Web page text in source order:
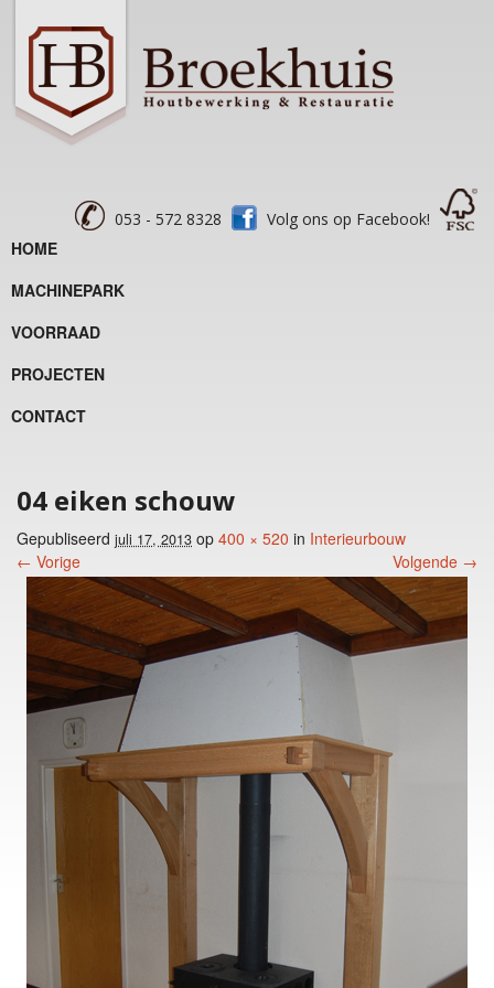
053 - 572 8328 Volg ons op Facebook!
HOME
MACHINEPARK
VOORRAAD
PROJECTEN
CONTACT
04 eiken schouw
Gepubliseerd juli 17, 2013 op 400 × 520 in Interieurbouw
Foto menu
← Vorige Volgende →